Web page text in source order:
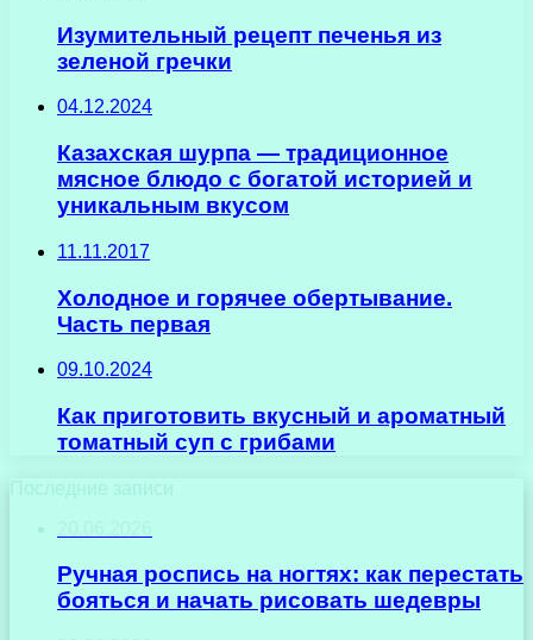
Изумительный рецепт печенья из
зеленой гречки
04.12.2024
Казахская шурпа — традиционное
мясное блюдо с богатой историей и
уникальным вкусом
11.11.2017
Холодное и горячее обертывание.
Часть первая
09.10.2024
Как приготовить вкусный и ароматный
томатный суп с грибами
Последние записи
Ручная роспись на ногтях: как перестать
бояться и начать рисовать шедевры